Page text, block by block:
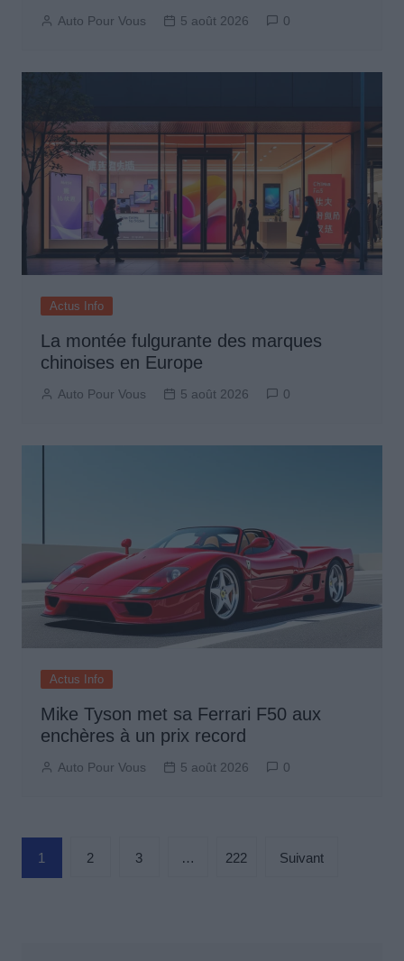
Auto Pour Vous 5 août 2026 0
Actus Info
La montée fulgurante des marques
chinoises en Europe
Auto Pour Vous 5 août 2026 0
Actus Info
Mike Tyson met sa Ferrari F50 aux
enchères à un prix record
Auto Pour Vous 5 août 2026 0
Pagination
des
1 2 3 … 222 Suivant